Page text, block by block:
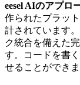
eesel AIのアプロ
作られたプラッ
計されています。
ク統合を備えた
す。コードを書
せることができま